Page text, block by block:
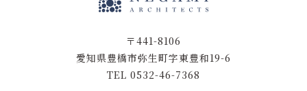
〒441-8106
愛知県豊橋市弥生町字東豊和19-6
TEL 0532-46-7368